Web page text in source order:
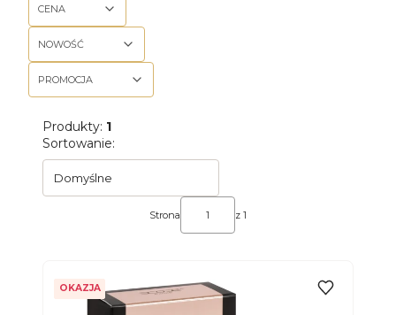
CENA
NOWOŚĆ
PROMOCJA
Koniec filtrów
Produkty: 1
Lista produktów
Sortowanie:
Domyślne
Strona z 1
OKAZJA